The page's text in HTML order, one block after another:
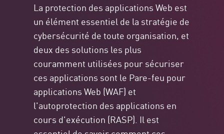
La protection des applications Web est
un élément essentiel de la stratégie de
cybersécurité de toute organisation, et
deux des solutions les plus
couramment utilisées pour sécuriser
ces applications sont le Pare-feu pour
applications Web (WAF) et
l'autoprotection des applications en
cours d'exécution (RASP). Il est